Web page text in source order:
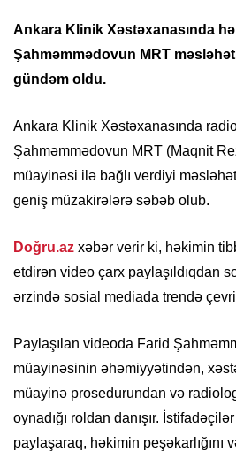
Ankara Klinik Xəstəxanasında
Şahməmmədovun MRT
gündəm oldu.
Ankara Klinik Xəstəxanasında
Şahməmmədovun MRT (Maqnit
müayinəsi ilə bağlı verdiyi
geniş müzakirələrə səbəb olub.
Doğru.az xəbər verir ki, həkimin
etdirən video çarx paylaşıldıqdan
ərzində sosial mediada trendə
Paylaşılan videoda Farid
müayinəsinin əhəmiyyətindən,
müayinə prosedurundan və
oynadığı roldan danışır.
paylaşaraq, həkimin peşəkarlığını